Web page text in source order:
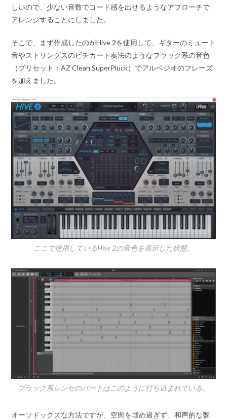
しいので、少ない音数でコード感を出せるようなアプローチで
アレンジすることにしました。
そこで、まず作成したのがHive 2を使用して、ギターのミュート
音やストリングスのピチカート奏法のようなプラック系の音色
（プリセット：AZ Clean SuperPluck）でアルペジオのフレーズ
を加えました。
ここで使用しているHive 2の音色を表示した状態。
プラック系シンセのパートはこのように打ち込まれている。
オーソドックスな方法ですが、空間を埋め過ぎず、和声的な響